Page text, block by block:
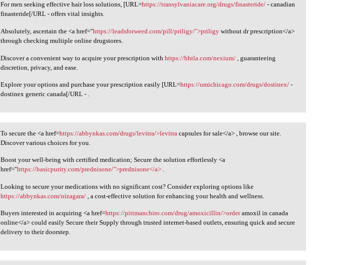
For men seeking effective
For men seeking effective hair loss solutions, [URL=https://transylvaniacare.org/drugs/finasteride/ - canadian
finasteride[/URL - offers vital insights.
Absolutely, ascertain the <a href="https://leadsforweed.com/pill/priligy/">priligy without dr prescription</a>
through checking multiple online drugstores.
Discover a convenient way to acquire your prescription withhttps://bhtla.com/nexium/ , guaranteeing
discretion, privacy, and ease.
Explore your options and purchase your prescription easily [URL=https://umichicago.com/drugs/dostinex/ -
dostinex generic canada[/URL - .
To secure the <a href=https:/
To secure the <a href=https://abbynkas.com/drugs/levitra/>levitra capsules for sale</a> , browse our site.
Discover various choices for you.
Boost your well-being with certified medication; Secure the solution effortlessly <a
href="https://basicpurity.com/prednisone/">prednisone</a> .
Looking to secure your medications with no significant cost? Consider exploring options like
https://abbynkas.com/nizagara/ , a cost-effective solution for enhancing your health and wellness.
Buyers interested in acquiring <a href=https://pittmanchiro.com/drug/amoxicillin/>orderamoxil in canada
online</a> could easily Secure their Supply through trusted internet-based outlets, ensuring quick and secure
delivery to their doorstep.